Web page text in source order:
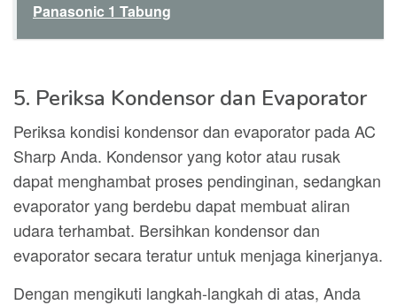
Panasonic 1 Tabung
5. Periksa Kondensor dan Evaporator
Periksa kondisi kondensor dan evaporator pada AC
Sharp Anda. Kondensor yang kotor atau rusak
dapat menghambat proses pendinginan, sedangkan
evaporator yang berdebu dapat membuat aliran
udara terhambat. Bersihkan kondensor dan
evaporator secara teratur untuk menjaga kinerjanya.
Dengan mengikuti langkah-langkah di atas, Anda